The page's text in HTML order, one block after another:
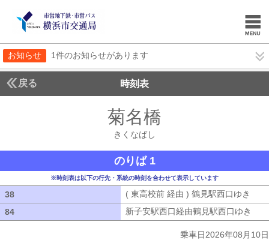
お知らせ 1件のお知らせがあります
戻る 時刻表
菊名橋
きくなばし
のりば 1
※時刻表は以下の行先・系統の時刻を合わせて表示しています
38 ( 東高校前 経由 ) 鶴見駅西口ゆき
84
新子安駅西口経由鶴見駅西口ゆき
乗車日2026年08月10日